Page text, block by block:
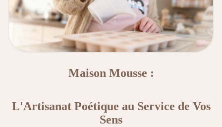
Maison Mousse :
L'Artisanat Poétique au Service de Vos
Sens